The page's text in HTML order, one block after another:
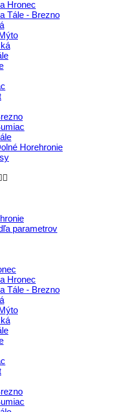
Hronec
Tále - Brezno
Horehronie
parametrov
Hronec
Tále - Brezno